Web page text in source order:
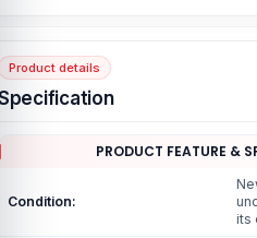
Product details
PRODUCT FEATURE &
Condition:
its